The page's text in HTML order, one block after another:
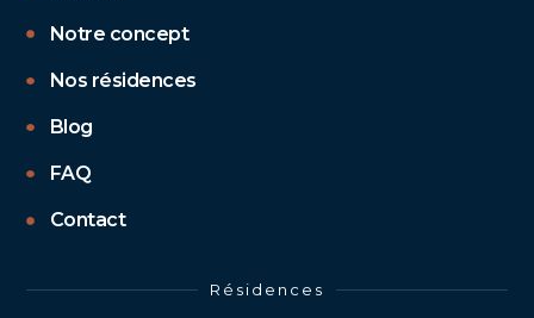
Notre concept
Nos résidences
Blog
FAQ
Contact
Résidences